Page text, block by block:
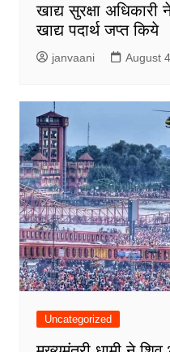
खाद्य सुरक्षा
खाद्य पदार्थ जप्त किये
janvaani August
Uncategorized